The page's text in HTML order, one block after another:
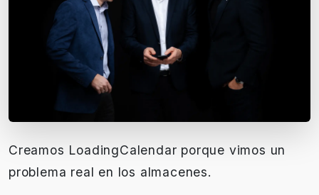
Creamos LoadingCalendar porque vimos un
problema real en los almacenes.